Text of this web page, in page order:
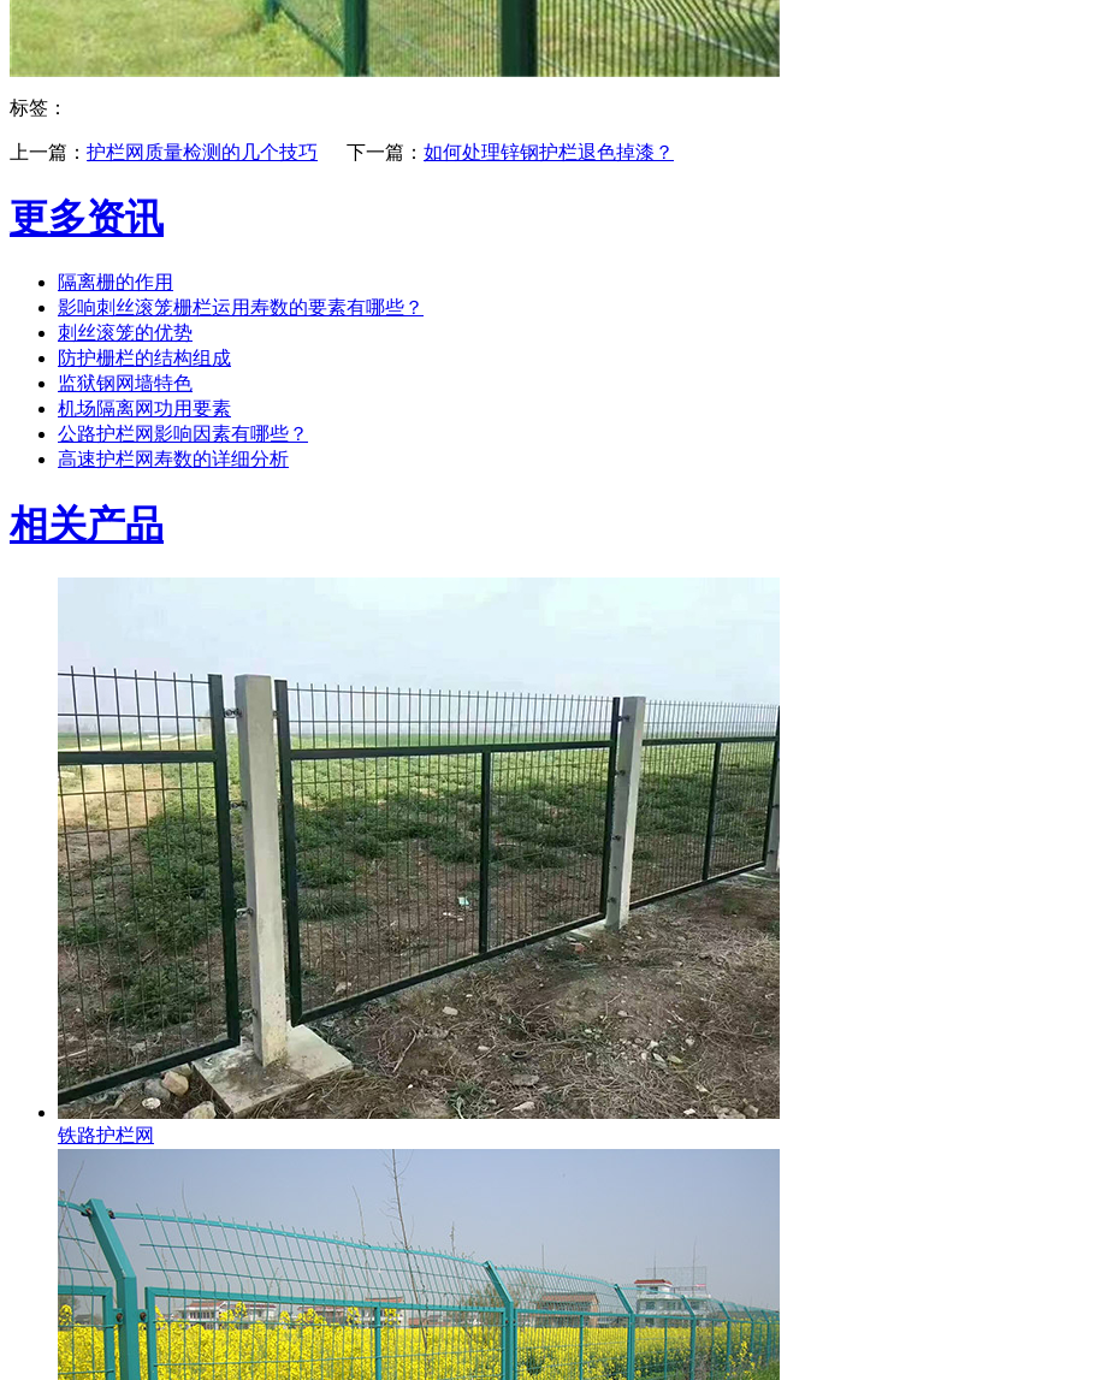
标签：
上一篇： 护栏网质量检测的几个技巧 下一篇： ​如何处理锌钢护栏退色掉漆？
更多资讯
隔离栅的作用
影响刺丝滚笼栅栏运用寿数的要素有哪些？
刺丝滚笼的优势
防护栅栏的结构组成
监狱钢网墙特色
机场隔离网功用要素
公路护栏网影响因素有哪些？
高速护栏网寿数的详细分析
相关产品
铁路护栏网